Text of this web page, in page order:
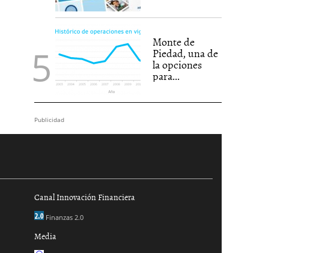
Monte de
Piedad, una de
la opciones
para...
Publicidad
Canal Innovación Financiera
Finanzas 2.0
Media